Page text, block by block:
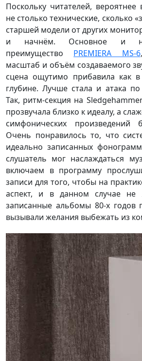
Поскольку читателей, вероятнее
не столько технические, сколько
старшей модели от других
и начнём. Основное и
преимущество PREMIERA MS-6
масштаб и объём создаваемого
сцена ощутимо прибавила как
глубине. Лучше стала и атака по
Так, ритм-секция на
прозвучала близко к идеалу, а
симфонических
Очень понравилось то, что
идеально записанных
слушатель мог наслаждаться
включаем в программу
записи для того, чтобы на
аспект, и в данном случае не
записанные альбомы 80-х годов
вызывали желания выбежать из